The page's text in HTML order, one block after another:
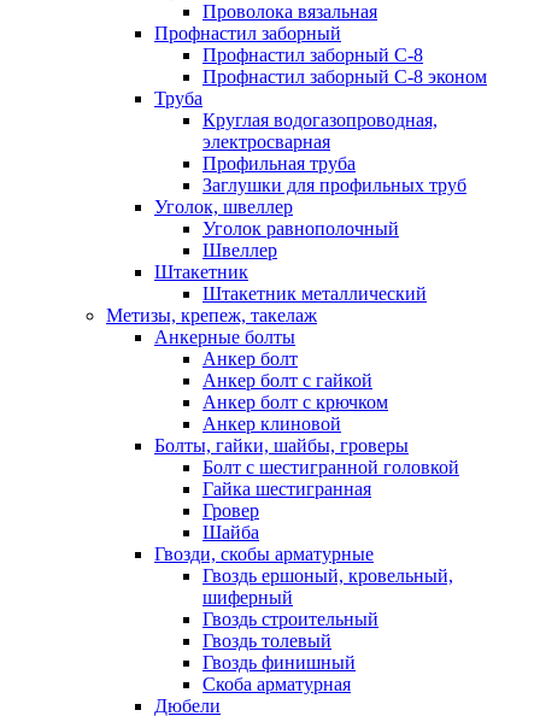
Проволока вязальная
Профнастил заборный
Профнастил заборный С-8
Профнастил заборный С-8 эконом
Труба
Круглая водогазопроводная,
электросварная
Профильная труба
Заглушки для профильных труб
Уголок, швеллер
Уголок равнополочный
Швеллер
Штакетник
Штакетник металлический
Метизы, крепеж, такелаж
Анкерные болты
Анкер болт
Анкер болт с гайкой
Анкер болт с крючком
Анкер клиновой
Болты, гайки, шайбы, гроверы
Болт c шестигранной головкой
Гайка шестигранная
Гровер
Шайба
Гвозди, скобы арматурные
Гвоздь ершоный, кровельный,
шиферный
Гвоздь строительный
Гвоздь толевый
Гвоздь финишный
Скоба арматурная
Дюбели